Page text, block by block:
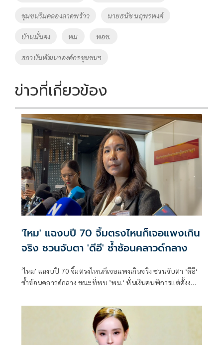
ชุมชนริมคลองลาดพร้าว นายธนัช นฤพรพงศ์
บ้านมั่นคง พม พอช.
สถาบันพัฒนาองค์กรชุมชนฯ
ข่าวที่เกี่ยวข้อง
'ไหม' แฉงบปี 70 จิ้มตรงไหนก็เจอแพงเกิน
จริง ชวนจับตา 'ดีอี' ซ้ำซ้อนคลาวด์กลาง
'ไหม' แฉงบปี 70 จิ้มตรงไหนก็เจอแพงเกินจริง ชวนจับตา ‘ดีอี‘
ซ้ำซ้อนคลาวด์กลาง ขณะที่พบ ’พม.‘ หั่นเงินคนพิการแต่ตั้งงบ